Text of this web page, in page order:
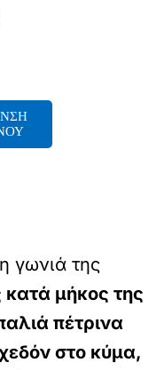
γωνιά της
μήκος της
πέτρινα
στο κύμα,